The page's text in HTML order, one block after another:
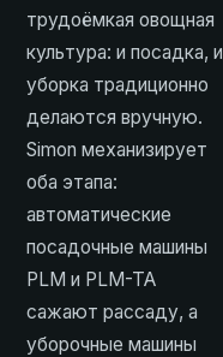
трудоёмкая овощная
культура: и посадка, и
уборка традиционно
делаются вручную.
Simon механизирует
оба этапа:
автоматические
посадочные машины
PLM и PLM-TA
сажают рассаду, а
уборочные машины